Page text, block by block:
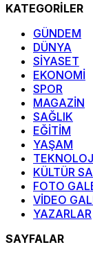
KATEGORİLER
GÜNDEM
DÜNYA
SİYASET
EKONOMİ
SPOR
MAGAZİN
SAĞLIK
EĞİTİM
YAŞAM
KÜLTÜR
FOTO
VİDEO
YAZARLAR
SAYFALAR